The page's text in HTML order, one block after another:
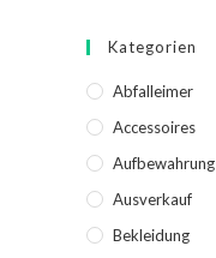
Kategorien
Abfalleimer
Accessoires
Aufbewahrung
Ausverkauf
Bekleidung